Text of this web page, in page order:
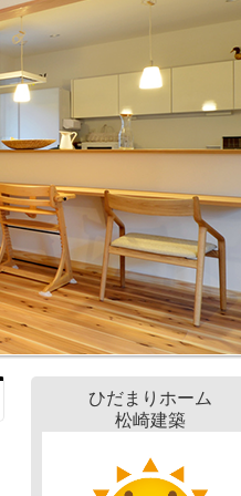
ひだまりホーム
松崎建築